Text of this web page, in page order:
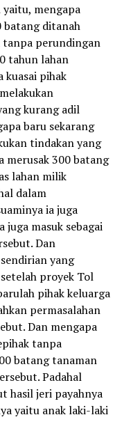
mengapa
batang ditanah
tanpa perundingan
tahun lahan
kuasai pihak
kurang adil
baru sekarang
tindakan yang
merusak 300 batang
lahan milik
dalam
ia juga
juga masuk sebagai
Dan
yang
proyek Tol
pihak keluarga
permasalahan
Dan mengapa
tanpa
batang tanaman
Padahal
hasil jeri payahnya
yaitu anak laki-laki